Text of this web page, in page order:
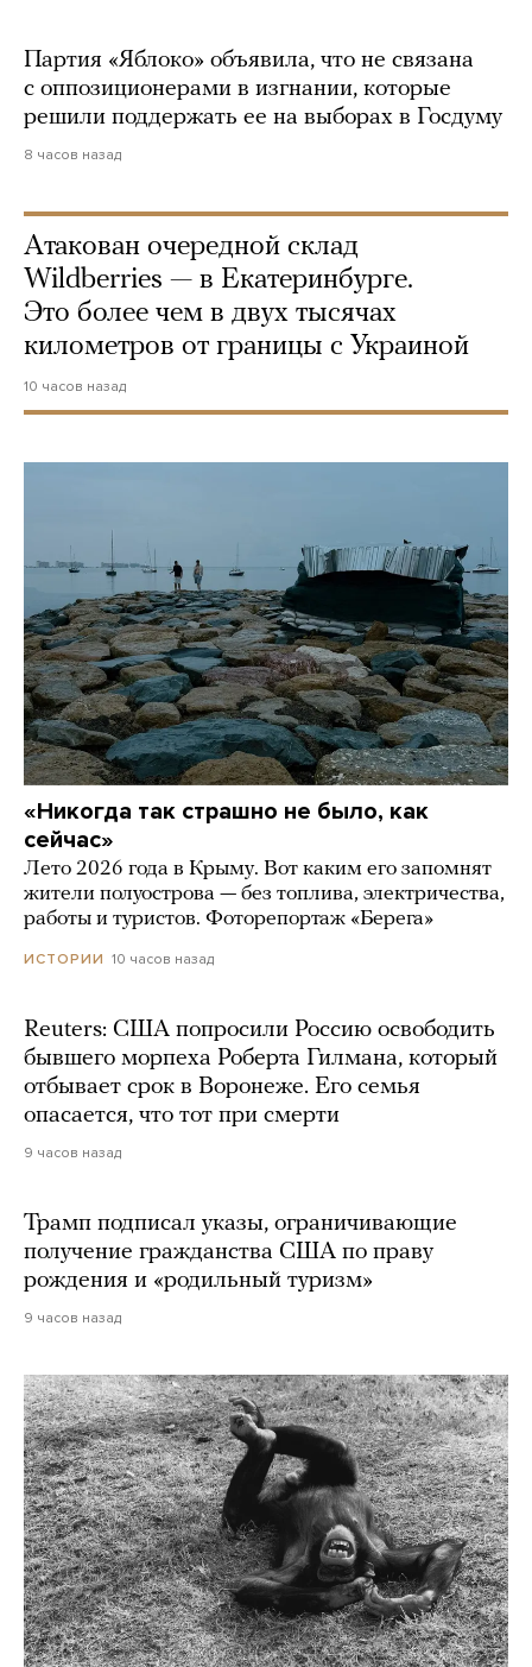
Партия «Яблоко» объявила, что не связана
с оппозиционерами в изгнании, которые
решили поддержать ее на выборах в Госдуму
8 часов назад
Атакован очередной склад
Wildberries — в Екатеринбурге.
Это более чем в двух тысячах
километров от границы с Украиной
10 часов назад
«Никогда так страшно не было, как
сейчас»
Лето 2026 года в Крыму. Вот каким его запомнят
жители полуострова — без топлива, электричества,
работы и туристов. Фоторепортаж «Берега»
ИСТОРИИ 10 часов назад
Reuters: США попросили Россию освободить
бывшего морпеха Роберта Гилмана, который
отбывает срок в Воронеже. Его семья
опасается, что тот при смерти
9 часов назад
Трамп подписал указы, ограничивающие
получение гражданства США по праву
рождения и «родильный туризм»
9 часов назад